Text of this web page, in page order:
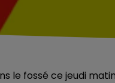
le fossé ce jeudi